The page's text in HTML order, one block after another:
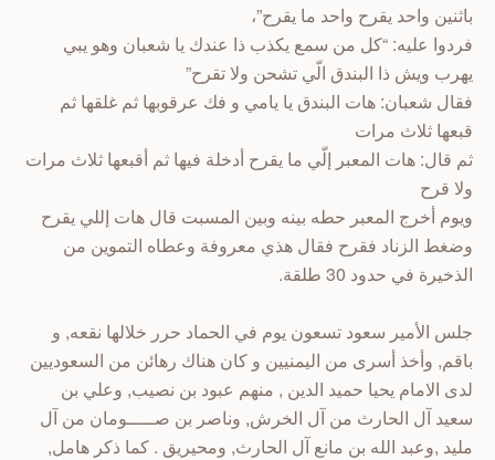
باثنين واحد يقرح واحد ما يقرح”،
فردوا عليه: “كل من سمع يكذب ذا عندك يا شعبان وهو يبي
يهرب ويش ذا البندق الّي تشحن ولا تقرح”
فقال شعبان: هات البندق يا يامي و فك عرقوبها ثم غلقها ثم
قبعها ثلاث مرات
ثم قال: هات المعبر إلّي ما يقرح أدخلة فيها ثم أقبعها ثلاث مرات
ولا قرح
ويوم أخرج المعبر حطه بينه وبين المسبت قال هات إللي يقرح
وضغط الزناد فقرح فقال هذي معروفة وعطاه التموين من
الذخيرة في حدود 30 طلقة.
جلس الأمير سعود تسعون يوم في الحماد حرر خلالها نقعه, و
باقم, وأخذ أسرى من اليمنيين و كان هناك رهائن من السعوديين
لدى الامام يحيا حميد الدين , منهم عبود بن نصيب, وعلي بن
سعيد آل الحارث من آل الخرش, وناصر بن صـــــومان من آل
مليد ,وعبد الله بن مانع آل الحارث, ومحيريق . كما ذكر هامل,